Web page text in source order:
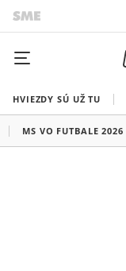
HVIEZDY SÚ UŽ TU
MS VO FUTBALE 2026